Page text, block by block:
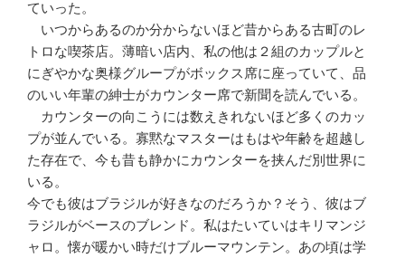
ていった。
いつからあるのか分からないほど昔からある古町のレ
トロな喫茶店。薄暗い店内、私の他は２組のカップルと
にぎやかな奥様グループがボックス席に座っていて、品
のいい年輩の紳士がカウンター席で新聞を読んでいる。
カウンターの向こうには数えきれないほど多くのカッ
プが並んでいる。寡黙なマスターはもはや年齢を超越し
た存在で、今も昔も静かにカウンターを挟んだ別世界に
いる。
今でも彼はブラジルが好きなのだろうか？そう、彼はブ
ラジルがベースのブレンド。私はたいていはキリマンジ
ャロ。懐が暖かい時だけブルーマウンテン。あの頃は学